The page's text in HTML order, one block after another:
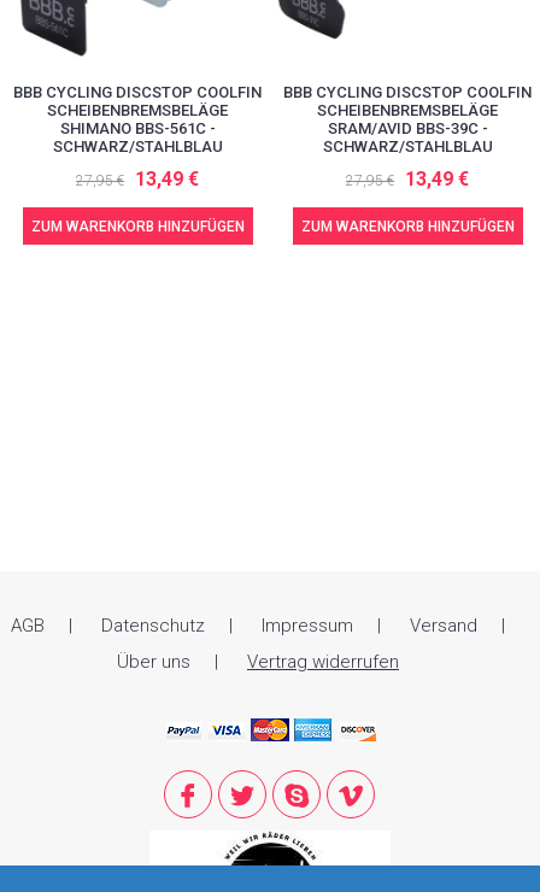
BBB CYCLING DISCSTOP COOLFIN
SCHEIBENBREMSBELÄGE
SHIMANO BBS-561C -
SCHWARZ/STAHLBLAU
27,95 € 13,49 €
ZUM WARENKORB HINZUFÜGEN
BBB CYCLING DISCSTOP COOLFIN
SCHEIBENBREMSBELÄGE
SRAM/AVID BBS-39C -
SCHWARZ/STAHLBLAU
27,95 € 13,49 €
ZUM WARENKORB HINZUFÜGEN
AGB Datenschutz Impressum
Versand
Über uns
Vertrag widerrufen